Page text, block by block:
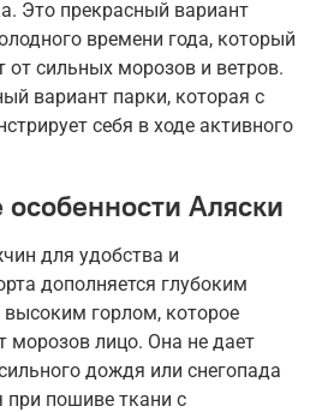
Это прекрасный вариант
времени года, который
сильных морозов и ветров.
вариант парки, которая с
себя в ходе активного
Аляски
для удобства и
дополняется глубоким
горлом, которое
морозов лицо. Она не дает
дождя или снегопада
при пошиве ткани с